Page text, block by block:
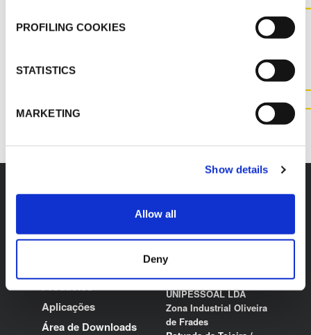
PROFILING COOKIES
STATISTICS
MARKETING
Show details
Allow all
Deny
CONTACTE-NOS PARA OBTER
MAIS INFORMAÇÕES SOBRE
K-FLEX
Productos
Aplicações
Área de Downloads
ESCRITÓRIO
LOCAL
K-FLEX PORTUGAL
UNIPESSOAL LDA
Zona Industrial Oliveira
de Frades